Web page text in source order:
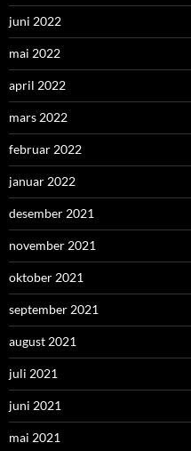
juni 2022
mai 2022
april 2022
mars 2022
februar 2022
januar 2022
desember 2021
november 2021
oktober 2021
september 2021
august 2021
juli 2021
juni 2021
mai 2021